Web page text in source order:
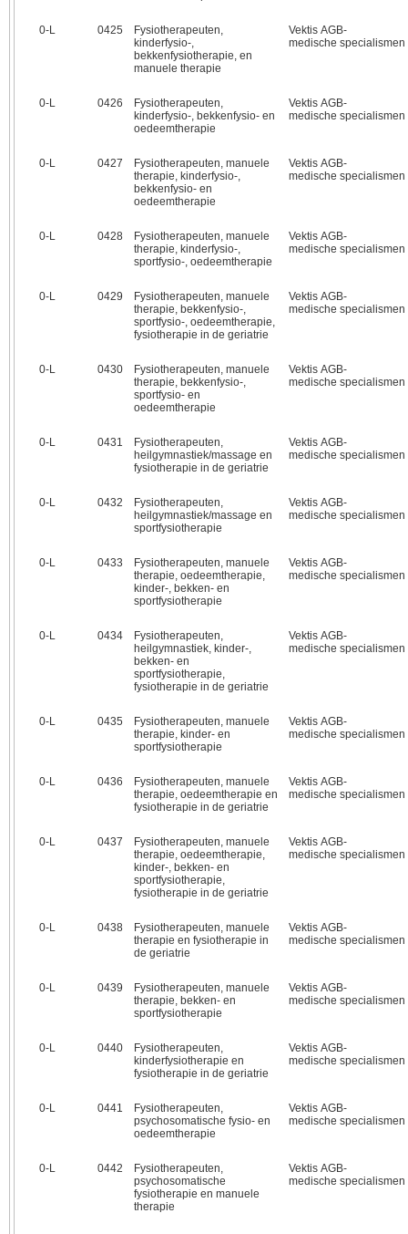
0‑L 0425
Fysiotherapeuten,
kinderfysio-,
bekkenfysiotherapie, en
manuele therapie
Vektis AGB-
medische specialismen
0‑L 0426
Fysiotherapeuten,
kinderfysio-, bekkenfysio- en
oedeemtherapie
Vektis AGB-
medische specialismen
0‑L 0427
Fysiotherapeuten, manuele
therapie, kinderfysio-,
bekkenfysio- en
oedeemtherapie
Vektis AGB-
medische specialismen
0‑L 0428
Fysiotherapeuten, manuele
therapie, kinderfysio-,
sportfysio-, oedeemtherapie
Vektis AGB-
medische specialismen
0‑L 0429
Fysiotherapeuten, manuele
therapie, bekkenfysio-,
sportfysio-, oedeemtherapie,
fysiotherapie in de geriatrie
Vektis AGB-
medische specialismen
0‑L 0430
Fysiotherapeuten, manuele
therapie, bekkenfysio-,
sportfysio- en
oedeemtherapie
Vektis AGB-
medische specialismen
0‑L 0431
Fysiotherapeuten,
heilgymnastiek/massage en
fysiotherapie in de geriatrie
Vektis AGB-
medische specialismen
0‑L 0432
Fysiotherapeuten,
heilgymnastiek/massage en
sportfysiotherapie
Vektis AGB-
medische specialismen
0‑L 0433
Fysiotherapeuten, manuele
therapie, oedeemtherapie,
kinder-, bekken- en
sportfysiotherapie
Vektis AGB-
medische specialismen
0‑L 0434
Fysiotherapeuten,
heilgymnastiek, kinder-,
bekken- en
sportfysiotherapie,
fysiotherapie in de geriatrie
Vektis AGB-
medische specialismen
0‑L 0435
Fysiotherapeuten, manuele
therapie, kinder- en
sportfysiotherapie
Vektis AGB-
medische specialismen
0‑L 0436
Fysiotherapeuten, manuele
therapie, oedeemtherapie en
fysiotherapie in de geriatrie
Vektis AGB-
medische specialismen
0‑L 0437
Fysiotherapeuten, manuele
therapie, oedeemtherapie,
kinder-, bekken- en
sportfysiotherapie,
fysiotherapie in de geriatrie
Vektis AGB-
medische specialismen
0‑L 0438
Fysiotherapeuten, manuele
therapie en fysiotherapie in
de geriatrie
Vektis AGB-
medische specialismen
0‑L 0439
Fysiotherapeuten, manuele
therapie, bekken- en
sportfysiotherapie
Vektis AGB-
medische specialismen
0‑L 0440
Fysiotherapeuten,
kinderfysiotherapie en
fysiotherapie in de geriatrie
Vektis AGB-
medische specialismen
0‑L 0441
Fysiotherapeuten,
psychosomatische fysio- en
oedeemtherapie
Vektis AGB-
medische specialismen
0‑L 0442
Fysiotherapeuten,
psychosomatische
fysiotherapie en manuele
therapie
Vektis AGB-
medische specialismen